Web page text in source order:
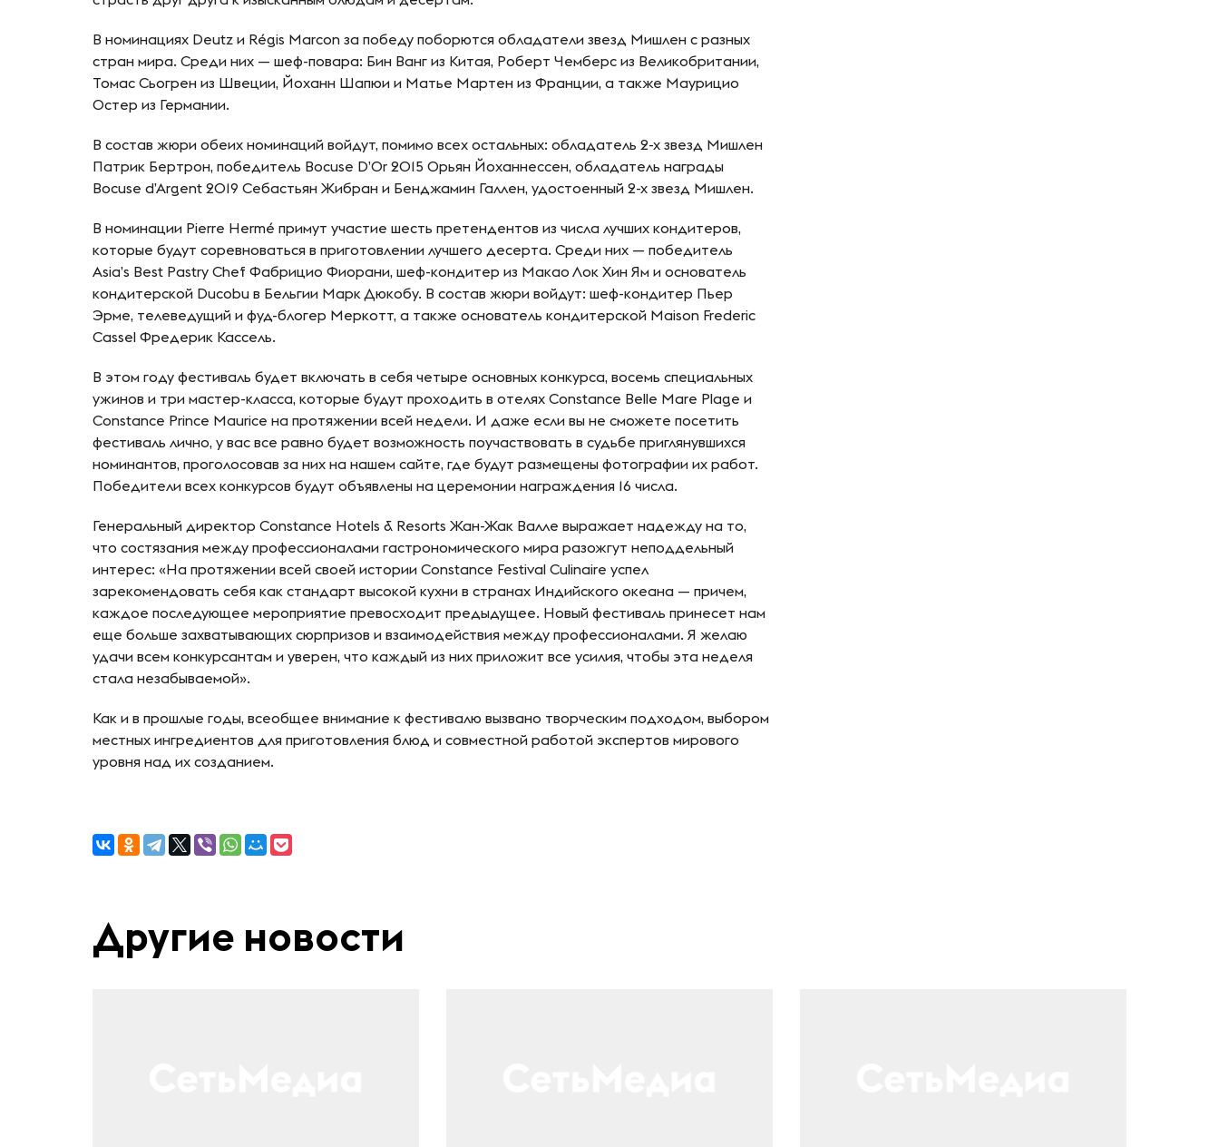
В номинациях Deutz и Régis Marcon за победу поборются обладатели звезд Мишлен с разных
стран мира. Среди них — шеф-повара: Бин Ванг из Китая, Роберт Чемберс из Великобритании,
Томас Сьогрен из Швеции, Йоханн Шапюи и Матье Мартен из Франции, а также Маурицио
Остер из Германии.
В состав жюри обеих номинаций войдут, помимо всех остальных: обладатель 2-х звезд Мишлен
Патрик Бертрон, победитель Bocuse D’Or 2015 Орьян Йоханнессен, обладатель награды
Bocuse d’Argent 2019 Себастьян Жибран и Бенджамин Галлен, удостоенный 2-х звезд Мишлен.
В номинации Pierre Hermé примут участие шесть претендентов из числа лучших кондитеров,
которые будут соревноваться в приготовлении лучшего десерта. Среди них — победитель
Asia’s Best Pastry Chef Фабрицио Фиорани, шеф-кондитер из Макао Лок Хин Ям и основатель
кондитерской Ducobu в Бельгии Марк Дюкобу. В состав жюри войдут: шеф-кондитер Пьер
Эрме, телеведущий и фуд-блогер Меркотт, а также основатель кондитерской Maison Frederic
Cassel Фредерик Кассель.
В этом году фестиваль будет включать в себя четыре основных конкурса, восемь специальных
ужинов и три мастер-класса, которые будут проходить в отелях Constance Belle Mare Plage и
Constance Prince Maurice на протяжении всей недели. И даже если вы не сможете посетить
фестиваль лично, у вас все равно будет возможность поучаствовать в судьбе приглянувшихся
номинантов, проголосовав за них на нашем сайте, где будут размещены фотографии их работ.
Победители всех конкурсов будут объявлены на церемонии награждения 16 числа.
Генеральный директор Constance Hotels & Resorts Жан-Жак Валле выражает надежду на то,
что состязания между профессионалами гастрономического мира разожгут неподдельный
интерес: «На протяжении всей своей истории Constance Festival Culinaire успел
зарекомендовать себя как стандарт высокой кухни в странах Индийского океана — причем,
каждое последующее мероприятие превосходит предыдущее. Новый фестиваль принесет нам
еще больше захватывающих сюрпризов и взаимодействия между профессионалами. Я желаю
удачи всем конкурсантам и уверен, что каждый из них приложит все усилия, чтобы эта неделя
стала незабываемой».
Как и в прошлые годы, всеобщее внимание к фестивалю вызвано творческим подходом, выбором
местных ингредиентов для приготовления блюд и совместной работой экспертов мирового
уровня над их созданием.
Другие новости